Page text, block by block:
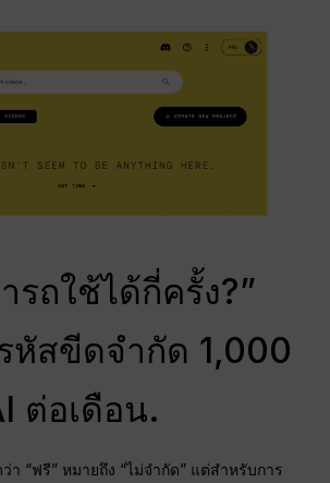
รถใช้ได้กี่ครั้ง?”
หัสขีดจำกัด 1,000
ต่อเดือน.
า “ฟรี” หมายถึง “ไม่จำกัด” แต่สำหรับการ